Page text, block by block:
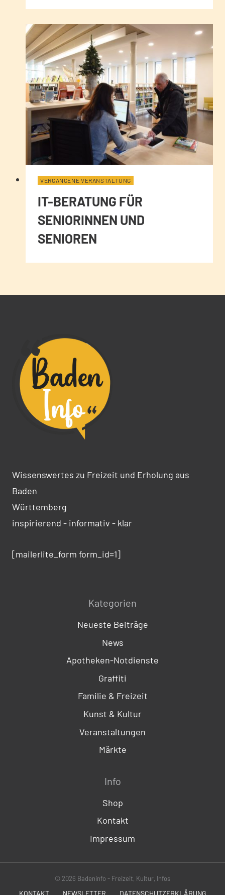
VERGANGENE VERANSTALTUNG
IT-BERATUNG FÜR
SENIORINNEN UND
SENIOREN
Wissenswertes zu Freizeit und Erholung aus
Baden
Württemberg
inspirierend - informativ - klar
[mailerlite_form form_id=1]
Kategorien
Neueste Beiträge
News
Apotheken-Notdienste
Graffiti
Familie & Freizeit
Kunst & Kultur
Veranstaltungen
Märkte
Info
Shop
Kontakt
Impressum
© 2026 Badeninfo - Freizeit, Kultur, Infos
KONTAKT NEWSLETTER DATENSCHUTZERKLÄRUNG